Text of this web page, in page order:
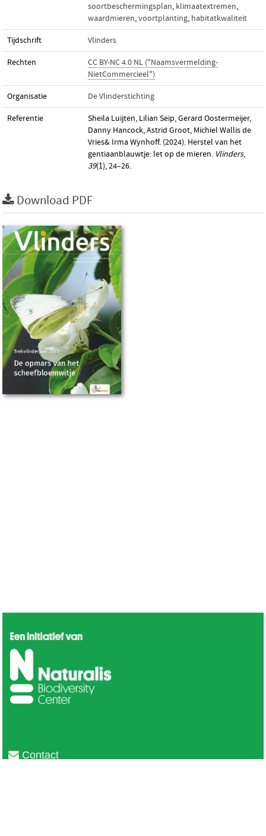
soortbeschermingsplan, klimaatextremen,
waardmieren,voortplanting, habitatkwaliteit
Tijdschrift Vlinders
Rechten
CC BY-NC 4.0 NL ("Naamsvermelding-
NietCommercieel")
Organisatie De Vlinderstichting
Referentie
Sheila Luijten, Lilian Seip, Gerard Oostermeijer,
Danny Hancock, Astrid Groot, Michiel Wallis de
Vries& Irma Wynhoff. (2024). Herstel van het
gentiaanblauwtje: let op de mieren. Vlinders,
39(1), 24–26.
Download PDF
Contact